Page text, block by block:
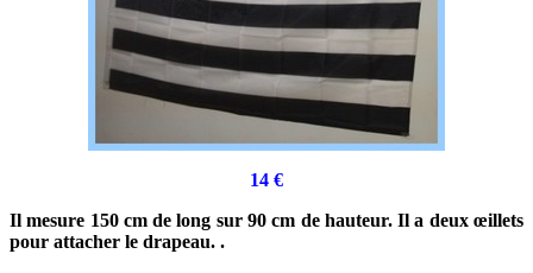
14 €
Il mesure 150 cm de long sur 90 cm de hauteur. Il a deux œillets
pour attacher le drapeau. .